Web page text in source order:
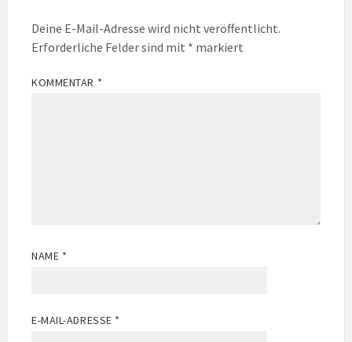
Deine E-Mail-Adresse wird nicht veröffentlicht.
Erforderliche Felder sind mit * markiert
KOMMENTAR *
NAME *
E-MAIL-ADRESSE *